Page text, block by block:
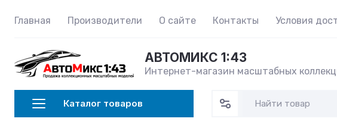
Главная Производители О сайте Контакты Условия
АВТОМИКС 1:43
Интернет-магазин масштабных
Каталог товаров